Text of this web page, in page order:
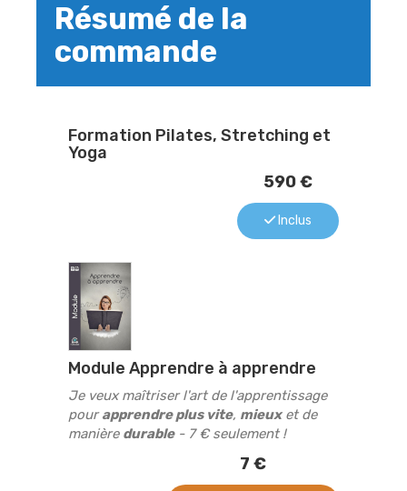
Résumé de la
commande
Formation Pilates, Stretching et
Yoga
590 €
Inclus
Module Apprendre à apprendre
Je veux maîtriser l'art de l'apprentissage
pourapprendre plus vite, mieuxet de
manière durable- 7 € seulement !
7 €